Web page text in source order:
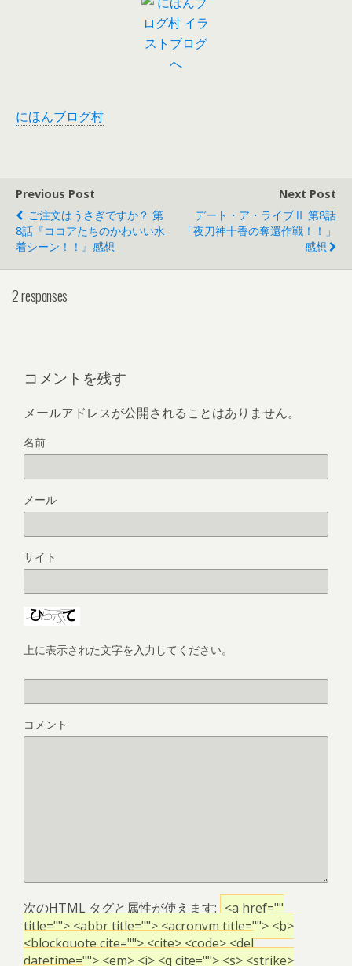
にほんブログ村
Previous Post
ご注文はうさぎですか？ 第
8話『ココアたちのかわいい水
着シーン！！』感想
Next Post
デート・ア・ライブⅡ 第8話
「夜刀神十香の奪還作戦！！」
感想
2 responses
コメントを残す
メールアドレスが公開されることはありません。
名前
メール
サイト
上に表示された文字を入力してください。
コメント
次のHTML タグと属性が使えます: <a href=""
title=""> <abbr title=""> <acronym title=""> <b>
<blockquote cite=""> <cite> <code> <del
datetime=""> <em> <i> <q cite=""> <s> <strike>